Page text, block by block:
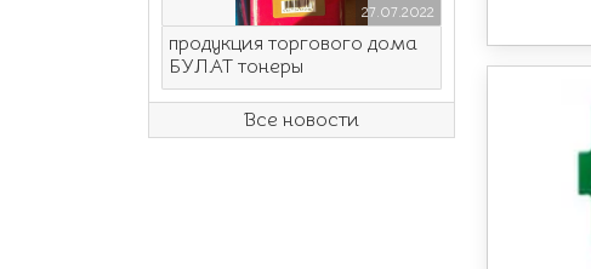
27.07.2022
продукция торгового дома
БУЛАТ тонеры
Все новости